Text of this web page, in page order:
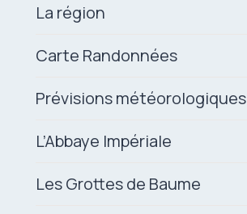
La région
Carte Randonnées
Prévisions météorologiques
L’Abbaye Impériale
Les Grottes de Baume